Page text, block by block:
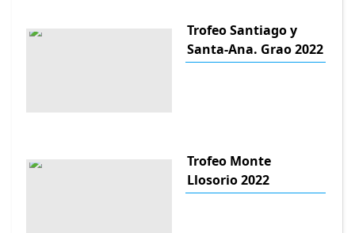
Trofeo Santiago y
Santa-Ana. Grao 2022
Trofeo Monte
Llosorio 2022